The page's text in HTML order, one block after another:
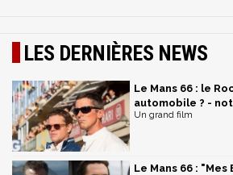
LES DERNIÈRES NEWS
Le Mans 66 : le
automobile ? -
Un grand film
Le Mans 66 :